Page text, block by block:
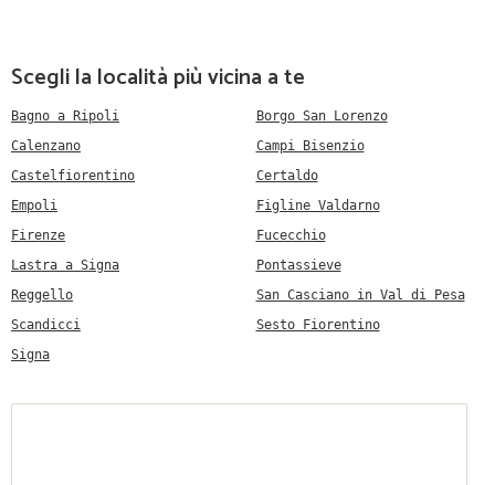
Scegli la località più vicina a te
Bagno a Ripoli
Borgo San Lorenzo
Calenzano
Campi Bisenzio
Castelfiorentino
Certaldo
Empoli
Figline Valdarno
Firenze
Fucecchio
Lastra a Signa
Pontassieve
Reggello
San Casciano in Val di Pesa
Scandicci
Sesto Fiorentino
Signa